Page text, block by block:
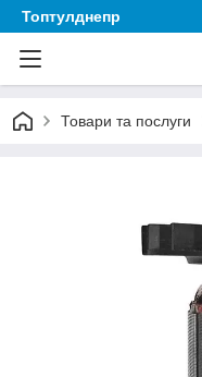
Топтулднепр
Товари та послуги